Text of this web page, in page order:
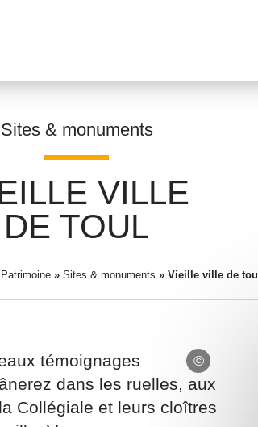
Sites & monuments
VILLE
DE TOUL
Patrimoine» Sites & monuments » Vieille ville de toul
témoignages
dans les ruelles, aux
Collégiale et leurs cloîtres
Prénom *
Adresse email *